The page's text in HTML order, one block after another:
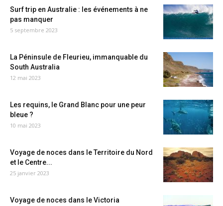
Surf trip en Australie : les événements à ne
pas manquer
5 septembre 2023
La Péninsule de Fleurieu, immanquable du
South Australia
12 mai 2023
Les requins, le Grand Blanc pour une peur
bleue ?
10 mai 2023
Voyage de noces dans le Territoire du Nord
et le Centre...
25 janvier 2023
Voyage de noces dans le Victoria